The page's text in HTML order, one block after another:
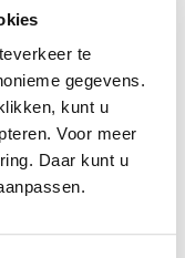
te
gegevens.
kunt u
Voor meer
Daar kunt u
oder als
Sie sich die
Inspiration zu